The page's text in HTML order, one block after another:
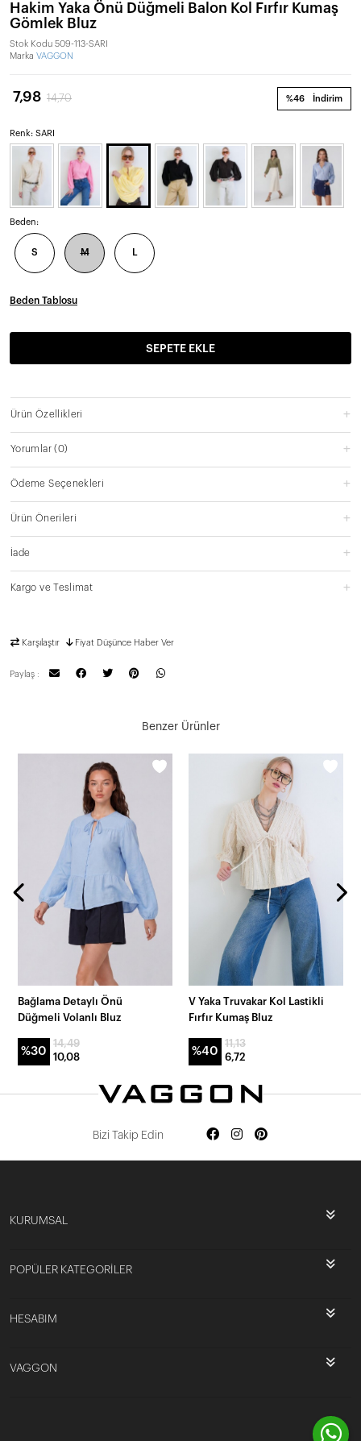
Hakim Yaka Önü Düğmeli Balon Kol Fırfır Kumaş
Gömlek Bluz
Stok Kodu 509-113-SARI
Marka VAGGON
%46 İndirim
7,98 14,70
Renk: SARI
Beden:
S M L
Beden Tablosu
SEPETE EKLE
Ürün Özellikleri
Yorumlar(0)
Ödeme Seçenekleri
Ürün Önerileri
İade
Kargo ve Teslimat
Karşılaştır Fiyat Düşünce Haber Ver
Paylaş :
Benzer Ürünler
Bağlama Detaylı Önü
Düğmeli Volanlı Bluz
%30
14,49
10,08
V Yaka Truvakar Kol Lastikli
Fırfır Kumaş Bluz
%40
11,13
6,72
Bizi Takip Edin
KURUMSAL
POPÜLER KATEGORİLER
HESABIM
VAGGON